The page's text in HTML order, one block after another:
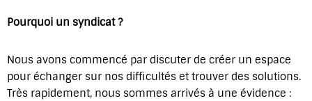
Pourquoi un syndicat ?
Nous avons commencé par discuter de créer un espace
pour échanger sur nos difficultés et trouver des solutions.
Très rapidement, nous sommes arrivés à une évidence :